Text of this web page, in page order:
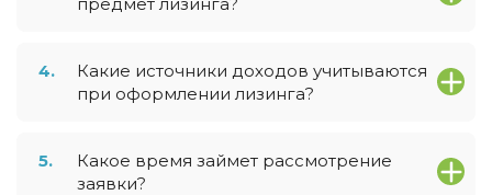
4.
Какие источники доходов учитываются
при оформлении лизинга?
5.
Какое время займет рассмотрение
заявки?